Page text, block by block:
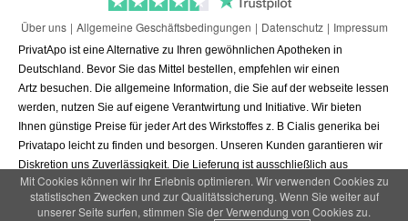
Mit Cookies können wir Ihr Erlebnis optimieren. Wir verwenden Cookies zu
statistischen Zwecken und zur Qualitätssicherung. Wenn Sie weiter auf
unserer Seite surfen, stimmen Sie der Verwendung von Cookies zu.
Über uns Allgemeine Geschäftsbedingungen Datenschutz Impressum
PrivatApo ist eine Alternative zu Ihren gewöhnlichen Apotheken in
Deutschland. Bevor Sie das Mittel bestellen, empfehlen wir einen
Artz besuchen. Die allgemeine Information, die Sie auf der webseite lessen
werden, nutzen Sie auf eigene Verantwirtung und Initiative. Wir bieten
Ihnen günstige Preise für jeder Art des Wirkstoffes z. B Cialis generika bei
Privatapo leicht zu finden und besorgen. Unseren Kunden garantieren wir
Diskretion uns Zuverlässigkeit. Die Lieferung ist ausschließlich aus
Deutschland und versandkostenfrei.
© PrivatApo 2016 - 2026